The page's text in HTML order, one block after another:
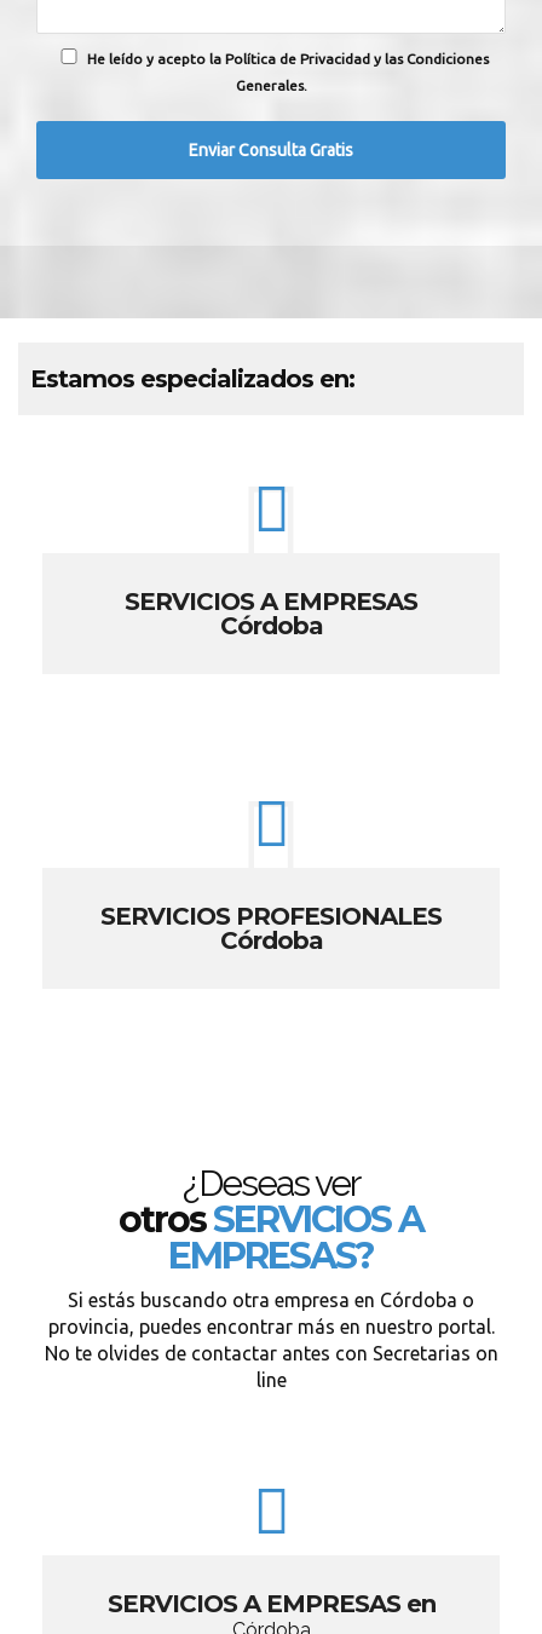
He leído y acepto la Política de Privacidad y las Condiciones
Generales.
Estamos especializados en:
SERVICIOS A EMPRESAS
Córdoba
SERVICIOS PROFESIONALES
Córdoba
¿Deseas ver
otrosSERVICIOS A
EMPRESAS?
Si estás buscando otra empresa en Córdoba o
provincia, puedes encontrar más en nuestro portal.
No te olvides de contactar antes con Secretarias on
line
SERVICIOS A EMPRESAS en